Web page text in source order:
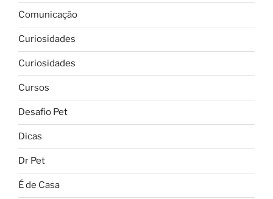
Comunicação
Curiosidades
Curiosidades
Cursos
Desafio Pet
Dicas
Dr Pet
É de Casa